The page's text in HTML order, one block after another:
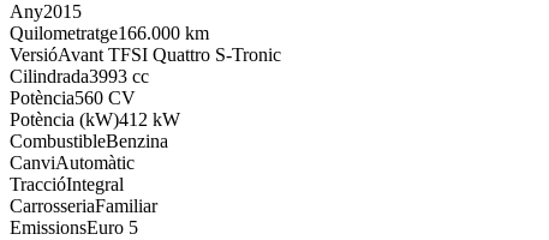
Any2015
Quilometratge166.000 km
VersióAvant TFSI Quattro S-Tronic
Cilindrada3993 cc
Potència560 CV
Potència (kW)412 kW
CombustibleBenzina
CanviAutomàtic
TraccióIntegral
CarrosseriaFamiliar
EmissionsEuro 5